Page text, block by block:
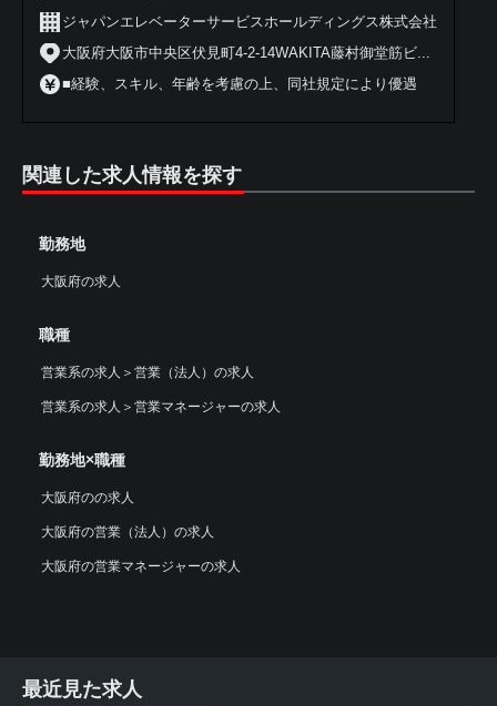
ジャパンエレベーターサービスホールディングス株式会社
大阪府大阪市中央区伏見町4-2-14WAKITA藤村御堂筋ビ...
■経験、スキル、年齢を考慮の上、同社規定により優遇
関連した求人情報を探す
勤務地
大阪府の求人
職種
営業系の求人 ＞ 営業（法人）の求人
営業系の求人 ＞ 営業マネージャーの求人
勤務地×職種
大阪府のの求人
大阪府の営業（法人）の求人
大阪府の営業マネージャーの求人
最近見た求人